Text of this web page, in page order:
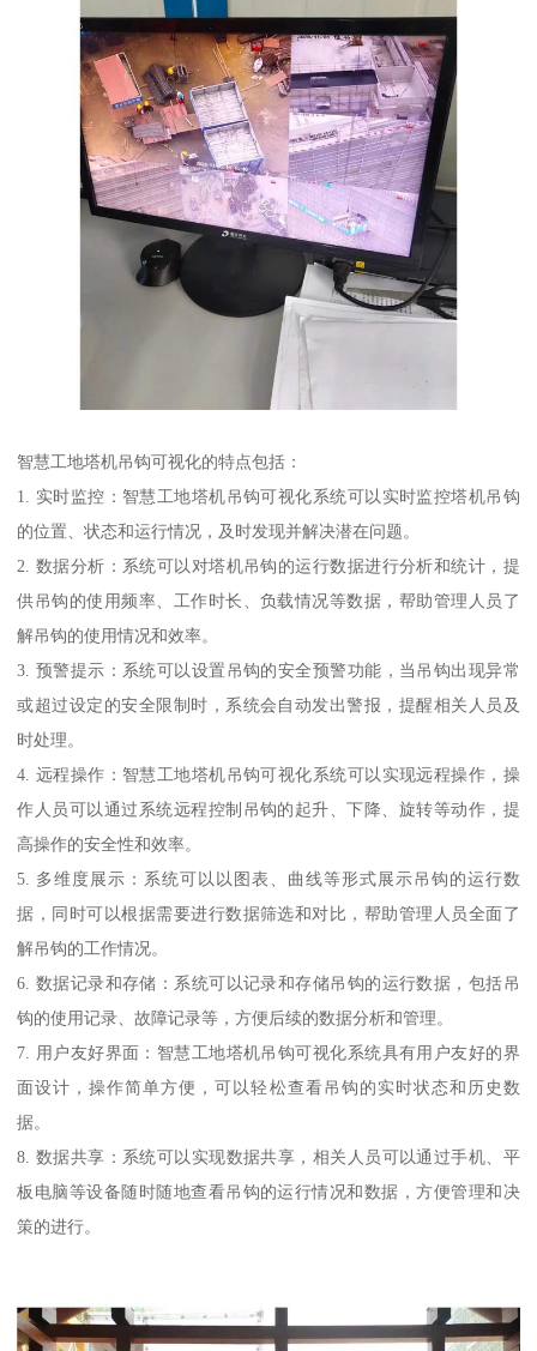
智慧工地塔机吊钩可视化的特点包括：
1. 实时监控：智慧工地塔机吊钩可视化系统可以实时监控塔机吊钩
的位置、状态和运行情况，及时发现并解决潜在问题。
2. 数据分析：系统可以对塔机吊钩的运行数据进行分析和统计，提
供吊钩的使用频率、工作时长、负载情况等数据，帮助管理人员了
解吊钩的使用情况和效率。
3. 预警提示：系统可以设置吊钩的安全预警功能，当吊钩出现异常
或超过设定的安全限制时，系统会自动发出警报，提醒相关人员及
时处理。
4. 远程操作：智慧工地塔机吊钩可视化系统可以实现远程操作，操
作人员可以通过系统远程控制吊钩的起升、下降、旋转等动作，提
高操作的安全性和效率。
5. 多维度展示：系统可以以图表、曲线等形式展示吊钩的运行数
据，同时可以根据需要进行数据筛选和对比，帮助管理人员全面了
解吊钩的工作情况。
6. 数据记录和存储：系统可以记录和存储吊钩的运行数据，包括吊
钩的使用记录、故障记录等，方便后续的数据分析和管理。
7. 用户友好界面：智慧工地塔机吊钩可视化系统具有用户友好的界
面设计，操作简单方便，可以轻松查看吊钩的实时状态和历史数
据。
8. 数据共享：系统可以实现数据共享，相关人员可以通过手机、平
板电脑等设备随时随地查看吊钩的运行情况和数据，方便管理和决
策的进行。